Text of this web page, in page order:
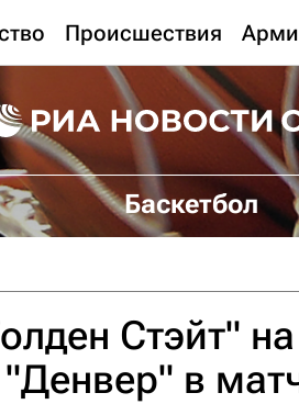
Происшествия
Баскетбол
Стэйт" на
в